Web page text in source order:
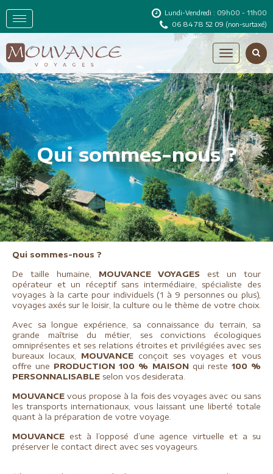
Lundi-Vendredi : 09h00 - 11h00
06 84 78 52 09 (non-surtaxé)
Qui sommes-nous ?
Qui sommes-nous ?
De taille humaine, MOUVANCE VOYAGES est un tour
opérateur et un réceptif sans intermédiaire, spécialiste des
voyages à la carte pour individuels (1 à 9 personnes ou plus),
voyages axés sur le loisir, la culture ou le thème de votre choix.
Avec sa longue expérience, sa connaissance du terrain, sa
grande maîtrise du métier, ses convictions écologiques
omniprésentes et ses relations étroites et privilégiées avec ses
bureaux locaux, MOUVANCE conçoit ses voyages et vous
offre une PRODUCTION 100 % MAISONqui reste 100 %
PERSONNALISABLE selon vos desiderata.
MOUVANCEvous propose à la fois des voyages avec ou sans
les transports internationaux, vous laissant une liberté totale
quant à la préparation de votre voyage.
MOUVANCE est à l’opposé d’une agence virtuelle et a su
préserver le contact direct avec ses voyageurs.